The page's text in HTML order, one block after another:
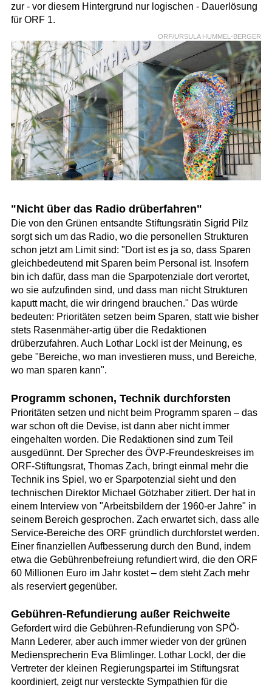
zur - vor diesem Hintergrund nur logischen - Dauerlösung
für ORF 1.
ORF/URSULA HUMMEL-BERGER
"Nicht über das Radio drüberfahren"
Die von den Grünen entsandte Stiftungsrätin Sigrid Pilz
sorgt sich um das Radio, wo die personellen Strukturen
schon jetzt am Limit sind: "Dort ist es ja so, dass Sparen
gleichbedeutend mit Sparen beim Personal ist. Insofern
bin ich dafür, dass man die Sparpotenziale dort verortet,
wo sie aufzufinden sind, und dass man nicht Strukturen
kaputt macht, die wir dringend brauchen." Das würde
bedeuten: Prioritäten setzen beim Sparen, statt wie bisher
stets Rasenmäher-artig über die Redaktionen
drüberzufahren. Auch Lothar Lockl ist der Meinung, es
gebe "Bereiche, wo man investieren muss, und Bereiche,
wo man sparen kann".
Programm schonen, Technik durchforsten
Prioritäten setzen und nicht beim Programm sparen – das
war schon oft die Devise, ist dann aber nicht immer
eingehalten worden. Die Redaktionen sind zum Teil
ausgedünnt. Der Sprecher des ÖVP-Freundeskreises im
ORF-Stiftungsrat, Thomas Zach, bringt einmal mehr die
Technik ins Spiel, wo er Sparpotenzial sieht und den
technischen Direktor Michael Götzhaber zitiert. Der hat in
einem Interview von "Arbeitsbildern der 1960-er Jahre" in
seinem Bereich gesprochen. Zach erwartet sich, dass alle
Service-Bereiche des ORF gründlich durchforstet werden.
Einer finanziellen Aufbesserung durch den Bund, indem
etwa die Gebührenbefreiung refundiert wird, die den ORF
60 Millionen Euro im Jahr kostet – dem steht Zach mehr
als reserviert gegenüber.
Gebühren-Refundierung außer Reichweite
Gefordert wird die Gebühren-Refundierung von SPÖ-
Mann Lederer, aber auch immer wieder von der grünen
Mediensprecherin Eva Blimlinger. Lothar Lockl, der die
Vertreter der kleinen Regierungspartei im Stiftungsrat
koordiniert, zeigt nur versteckte Sympathien für die